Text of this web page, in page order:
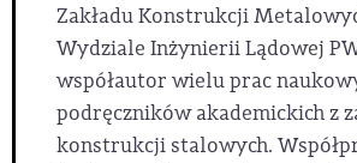
Zakładu Konstrukcji
Wydziale Inżynierii Lądowej
współautor wielu prac
podręczników akademickich z
konstrukcji stalowych.